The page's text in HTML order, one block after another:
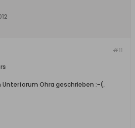
#11
Unterforum Ohra geschrieben :-(.